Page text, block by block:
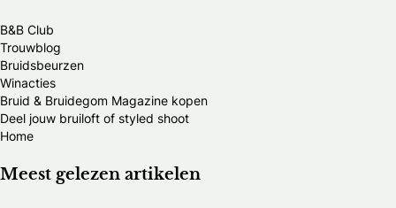
B&B Club
Trouwblog
Bruidsbeurzen
Winacties
Bruid & Bruidegom Magazine kopen
Deel jouw bruiloft of styled shoot
Home
Meest gelezen artikelen